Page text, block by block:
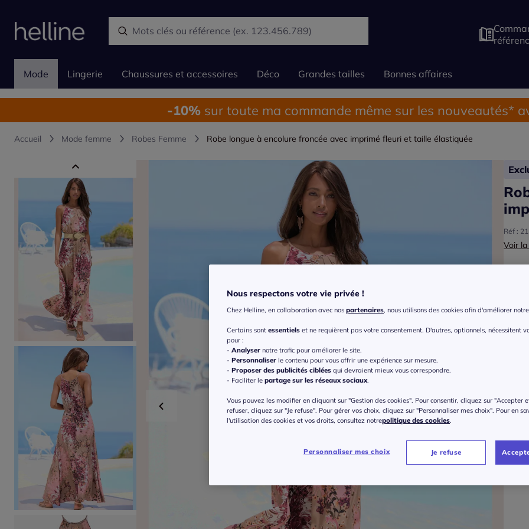
Mode Lingerie Chaussures et accessoires Déco Grandes tailles Bonnes affaires
-10% sur toute ma commande même sur les nouveautés*
Accueil Mode femme Robes Femme Robe longue à encolure froncée avec imprimé fleuri et taille élastiquée
Réf :
Voir
38
42
90
Nous respectons votre vie privée !
Chez Helline, en collaboration avec nos partenaires, nous utilisons des cookies afin d'améliorer
Certains sont essentiels et ne requièrent pas votre consentement. D'autres, optionnels, nécessitent
pour :
- Analyser notre trafic pour améliorer le site.
- Personnaliser le contenu pour vous offrir une expérience sur mesure.
- Proposer des publicités ciblées qui devraient mieux vous correspondre.
- Faciliter le partage sur les réseaux sociaux.
Vous pouvez les modifier en cliquant sur "Gestion des cookies". Pour consentir, cliquez sur "Accepter
refuser, cliquez sur "Je refuse". Pour gérer vos choix, cliquez sur "Personnaliser mes choix". Pour en
l'utilisation des cookies et vos droits, consultez notrepolitique des cookies.
Personnaliser mes choix Je refuse